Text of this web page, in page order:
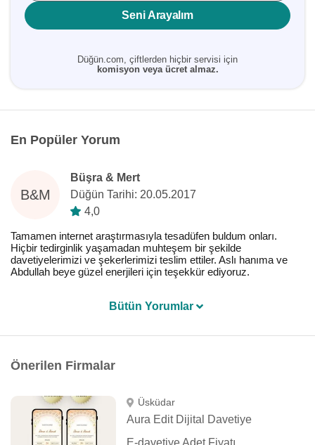
Seni Arayalım
Düğün.com, çiftlerden hiçbir servisi için
komisyon veya ücret almaz.
En Popüler Yorum
B&M
Büşra & Mert
Düğün Tarihi: 20.05.2017
4,0
Tamamen internet araştırmasıyla tesadüfen buldum onları.
Hiçbir tedirginlik yaşamadan muhteşem bir şekilde
davetiyelerimizi ve şekerlerimizi teslim ettiler. Aslı hanıma ve
Abdullah beye güzel enerjileri için teşekkür ediyoruz.
Bütün Yorumlar
Önerilen Firmalar
Üsküdar
Aura Edit Dijital Davetiye
E-davetiye Adet Fiyatı